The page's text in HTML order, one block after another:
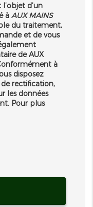
d’un
à AUX MAINS
du traitement,
et de vous
de AUX
à
disposez
rectification,
les données
Pour plus